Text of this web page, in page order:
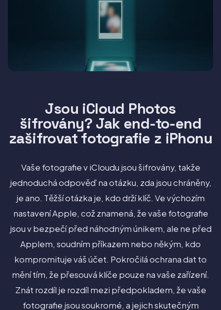
Jsou iCloud Photos
šifrovány? Jak end-to-end
zašifrovat fotografie z iPhonu
Vaše fotografie v iCloudu jsou šifrovány, takže
jednoduchá odpověď na otázku, zda jsou chráněny,
je ano. Těžší otázka je, kdo drží klíč. Ve výchozím
nastavení Apple, což znamená, že vaše fotografie
jsou v bezpečí před náhodným únikem, ale ne před
Applem, soudním příkazem nebo někým, kdo
kompromituje váš účet. Pokročilá ochrana dat to
mění tím, že přesouvá klíče pouze na vaše zařízení.
Znát rozdíl je rozdíl mezi předpokladem, že vaše
fotografie jsou soukromé, a jejich skutečným